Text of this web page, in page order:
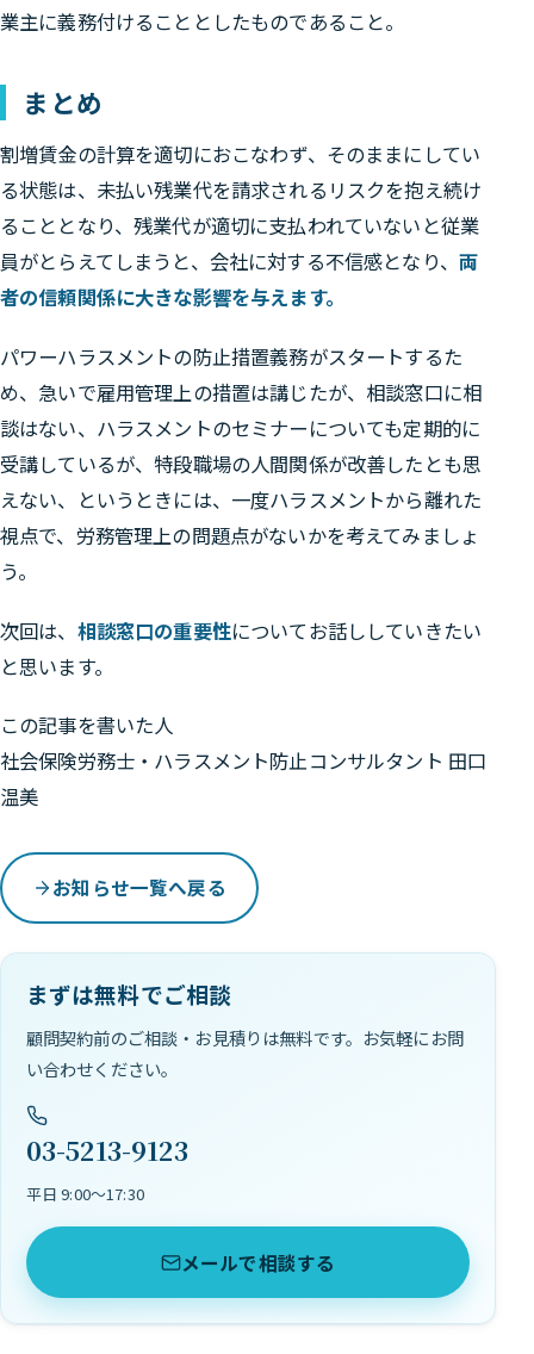
業主に義務付けることとしたものであること。
まとめ
割増賃金の計算を適切におこなわず、そのままにしてい
る状態は、未払い残業代を請求されるリスクを抱え続け
ることとなり、残業代が適切に支払われていないと従業
員がとらえてしまうと、会社に対する不信感となり、 両
者の信頼関係に大きな影響を与えます。
パワーハラスメントの防止措置義務がスタートするた
め、急いで雇用管理上の措置は講じたが、相談窓口に相
談はない、ハラスメントのセミナーについても定期的に
受講しているが、特段職場の人間関係が改善したとも思
えない、というときには、一度ハラスメントから離れた
視点で、労務管理上の問題点がないかを考えてみましょ
う。
次回は、 相談窓口の重要性についてお話ししていきたい
と思います。
この記事を書いた人
社会保険労務士・ハラスメント防止コンサルタント 田口
温美
お知らせ一覧へ戻る
まずは無料でご相談
顧問契約前のご相談・お見積りは無料です。お気軽にお問
い合わせください。
03-5213-9123
平日 9:00〜17:30
メールで相談する